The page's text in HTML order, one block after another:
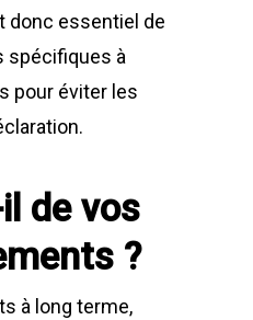
donc essentiel de
spécifiques à
pour éviter les
de vos
?
à long terme,